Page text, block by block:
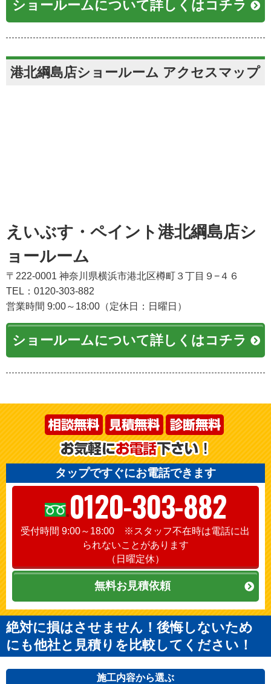
ショールームについて詳しくはコチラ
港北綱島店ショールーム アクセスマップ
えいぶす・ペイント港北綱島店シ
ョールーム
〒222-0001 神奈川県横浜市港北区樽町３丁目９−４６
TEL：0120-303-882
営業時間 9:00～18:00（定休日：日曜日）
ショールームについて詳しくはコチラ
タップですぐにお電話できます
0120-303-882
受付時間 9:00～18:00 ※スタッフ不在時は電話に出
られないことがあります
（日曜定休）
無料お見積依頼
絶対に損はさせません！後悔しないため
にも他社と見積りを比較してください！
施工内容から選ぶ